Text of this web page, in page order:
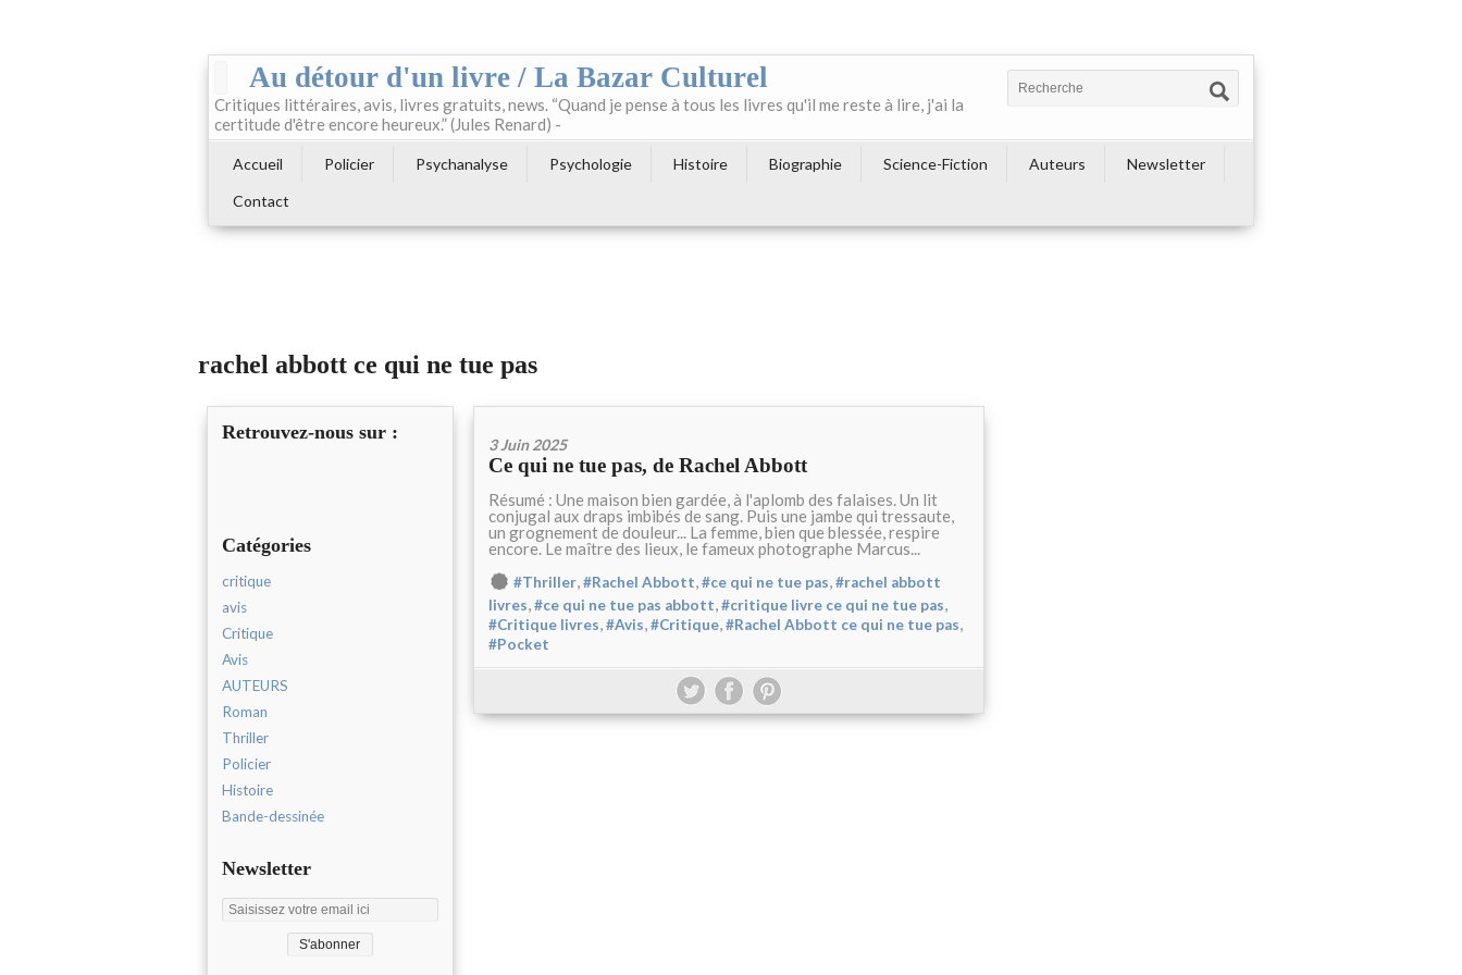
Au détour d'un livre / La Bazar Culturel
Critiques littéraires, avis, livres gratuits, news. “Quand je pense à tous les livres qu'il me reste à lire, j'ai la
certitude d'être encore heureux.” (Jules Renard) -
Accueil Policier Psychanalyse Psychologie Histoire Biographie Science-Fiction Auteurs
Newsletter
Contact
rachel abbott ce qui ne tue pas
Retrouvez-nous sur :
Catégories
critique
avis
Critique
Avis
AUTEURS
Roman
Thriller
Policier
Histoire
Bande-dessinée
Newsletter
3 Juin 2025
Ce qui ne tue pas, de Rachel Abbott
Résumé : Une maison bien gardée, à l'aplomb des falaises. Un lit
conjugal aux draps imbibés de sang. Puis une jambe qui tressaute,
un grognement de douleur... La femme, bien que blessée, respire
encore. Le maître des lieux, le fameux photographe Marcus...
#Thriller,#Rachel Abbott,#ce qui ne tue pas,#rachel abbott
livres,#ce qui ne tue pas abbott,#critique livre ce qui ne tue pas,
#Critique livres,#Avis,#Critique,#Rachel Abbott ce qui ne tue pas,
#Pocket